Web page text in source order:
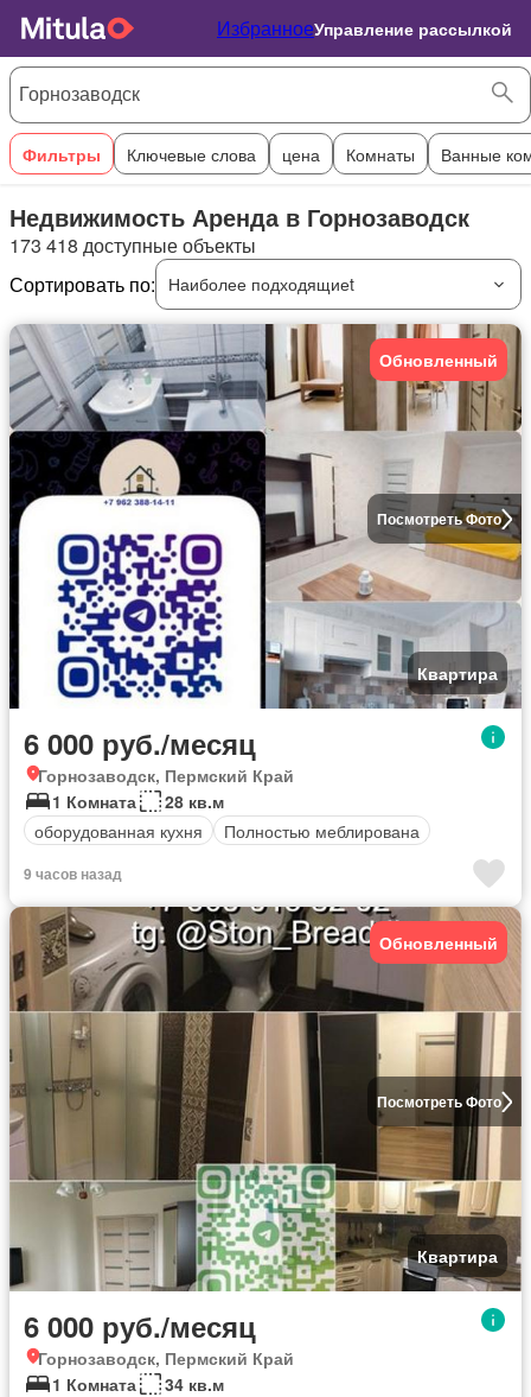
ИзбранноеУправление рассылкой
Фильтры Ключевые слова цена Комнаты Ванные
Недвижимость Аренда в Горнозаводск
173 418 доступные объекты
Сортировать по:
Наиболее подходящиеt
Посмотреть Фото
Обновленный
Квартира
6 000 руб./месяц
Горнозаводск, Пермский Край
1 Комната
28 кв.м
оборудованная кухня
Полностью меблирована
9 часов назад
Посмотреть Фото
Обновленный
Квартира
6 000 руб./месяц
Горнозаводск, Пермский Край
1 Комната
34 кв.м